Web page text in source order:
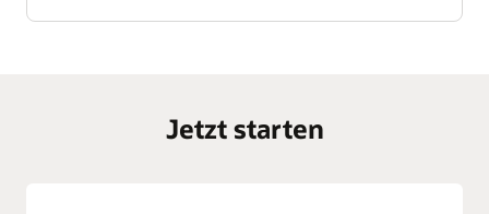
Jetzt starten